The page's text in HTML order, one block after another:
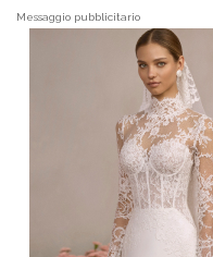
Messaggio pubblicitario